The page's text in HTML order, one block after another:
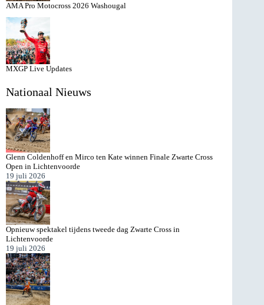
AMA Pro Motocross 2026 Washougal
MXGP Live Updates
Nationaal Nieuws
Glenn Coldenhoff en Mirco ten Kate winnen Finale Zwarte Cross
Open in Lichtenvoorde
19 juli 2026
Opnieuw spektakel tijdens tweede dag Zwarte Cross in
Lichtenvoorde
19 juli 2026